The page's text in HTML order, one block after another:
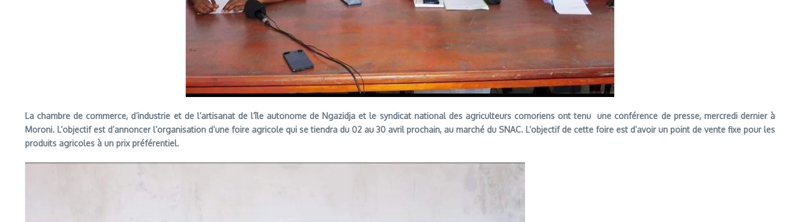
La chambre de commerce, d’industrie et de l’artisanat de l’île autonome de Ngazidja et le syndicat national des agriculteurs comoriens ont tenu une conférence de presse, mercredi dernier à
Moroni. L’objectif est d’annoncer l’organisation d’une foire agricole qui se tiendra du 02 au 30 avril prochain, au marché du SNAC. L’objectif de cette foire est d’avoir un point de vente fixe pour les
produits agricoles à un prix préférentiel.